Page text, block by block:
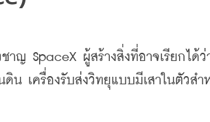
ชาญ SpaceX
ดิน เครื่องรับส่งวิทยุแบบมีเสาในตัวสำ